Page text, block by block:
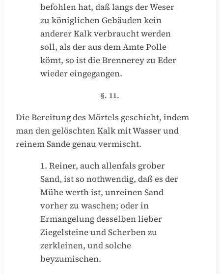
befohlen hat, daß langs der Weser
zu königlichen Gebäuden kein
anderer Kalk verbraucht werden
soll, als der aus dem Amte Polle
kömt, so ist die Brennerey zu Eder
wieder eingegangen.
§. 11.
Die Bereitung des Mörtels geschieht, indem
man den gelöschten Kalk mit Wasser und
reinem Sande genau vermischt.
1. Reiner, auch allenfals grober
Sand, ist so nothwendig, daß es der
Mühe werth ist, unreinen Sand
vorher zu waschen; oder in
Ermangelung desselben lieber
Ziegelsteine und Scherben zu
zerkleinen, und solche
beyzumischen.